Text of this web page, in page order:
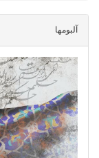
آلبومها